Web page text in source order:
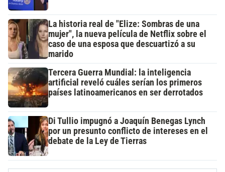
La historia real de "Elize: Sombras de una
mujer", la nueva película de Netflix sobre el
caso de una esposa que descuartizó a su
marido
Tercera Guerra Mundial: la inteligencia
artificial reveló cuáles serían los primeros
países latinoamericanos en ser derrotados
Di Tullio impugnó a Joaquín Benegas Lynch
por un presunto conflicto de intereses en el
debate de la Ley de Tierras